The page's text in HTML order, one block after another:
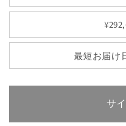
最短お届け
サ